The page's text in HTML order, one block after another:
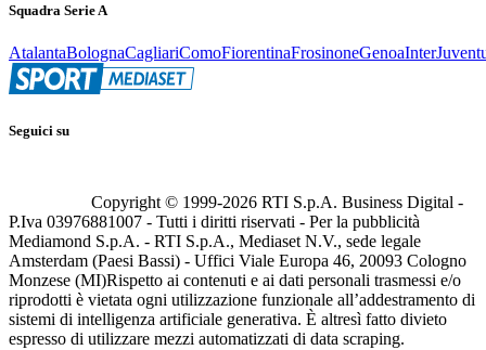
Squadra Serie A
AtalantaBolognaCagliariComoFiorentinaFrosinoneGenoaInter
Seguici su
Copyright © 1999-2026 RTI S.p.A. Business Digital -
P.Iva 03976881007 - Tutti i diritti riservati - Per la pubblicità
Mediamond S.p.A. - RTI S.p.A., Mediaset N.V., sede legale
Amsterdam (Paesi Bassi) - Uffici Viale Europa 46, 20093 Cologno
Monzese (MI)Rispetto ai contenuti e ai dati personali trasmessi e/o
riprodotti è vietata ogni utilizzazione funzionale all’addestramento di
sistemi di intelligenza artificiale generativa. È altresì fatto divieto
espresso di utilizzare mezzi automatizzati di data scraping.